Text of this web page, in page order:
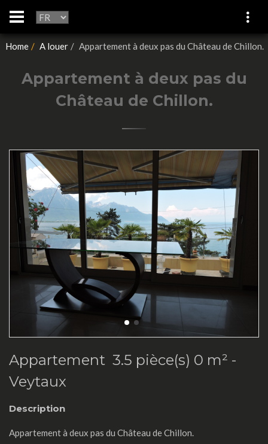
Home A louer Appartement à deux pas du Château de Chillon.
Appartement à deux pas du
Château de Chillon.
Appartement 3.5 pièce(s) 0 m² -
Veytaux
Description
Appartement à deux pas du Château de Chillon.